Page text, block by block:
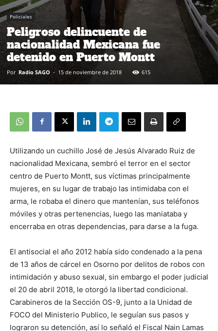
Policiales
Peligroso delincuente de
nacionalidad Mexicana fue
detenido en Puerto Montt
Por Radio SAGO - 15 de noviembre de 2018 615
Utilizando un cuchillo José de Jesús Alvarado Ruiz de
nacionalidad Mexicana, sembró el terror en el sector
centro de Puerto Montt, sus víctimas principalmente
mujeres, en su lugar de trabajo las intimidaba con el
arma, le robaba el dinero que mantenían, sus teléfonos
móviles y otras pertenencias, luego las maniataba y
encerraba en otras dependencias, para darse a la fuga.
El antisocial el año 2012 había sido condenado a la pena
de 13 años de cárcel en Osorno por delitos de robos con
intimidación y abuso sexual, sin embargo el poder judicial
el 20 de abril 2018, le otorgó la libertad condicional.
Carabineros de la Sección OS-9, junto a la Unidad de
FOCO del Ministerio Publico, le seguían sus pasos y
lograron su detención, así lo señaló el Fiscal Nain Lamas